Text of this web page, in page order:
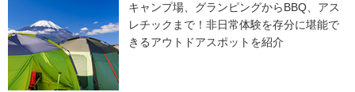
キャンプ場、グランピングからBBQ、アス
レチックまで！非日常体験を存分に堪能で
きるアウトドアスポットを紹介